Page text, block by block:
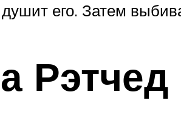
его. Затем